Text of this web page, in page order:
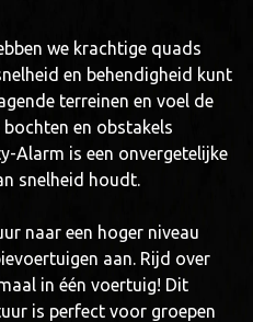
we krachtige quads
en behendigheid kunt
terreinen en voel de
en obstakels
Alarm is een onvergetelijke
snelheid houdt.
naar een hoger niveau
aan. Rijd over
in één voertuig! Dit
is perfect voor groepen